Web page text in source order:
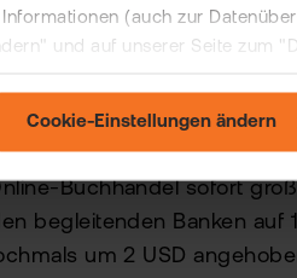
(auch zur
und auf unserer Seite zum
Cookie-Einstellungen ändern
Wertentwicklung.
dem Kürzel AMZON an
Buchhandel sofort
begleitenden Banken auf
um 2 USD